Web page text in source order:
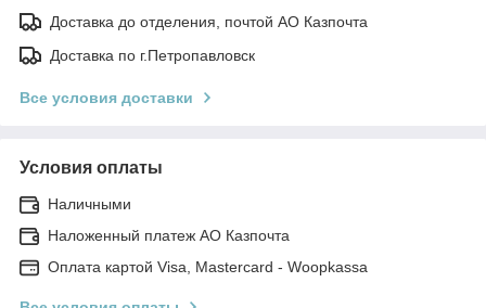
Доставка до отделения, почтой АО Казпочта
Доставка по г.Петропавловск
Все условия доставки
Условия оплаты
Наличными
Наложенный платеж АО Казпочта
Оплата картой Visa, Mastercard - Woopkassa